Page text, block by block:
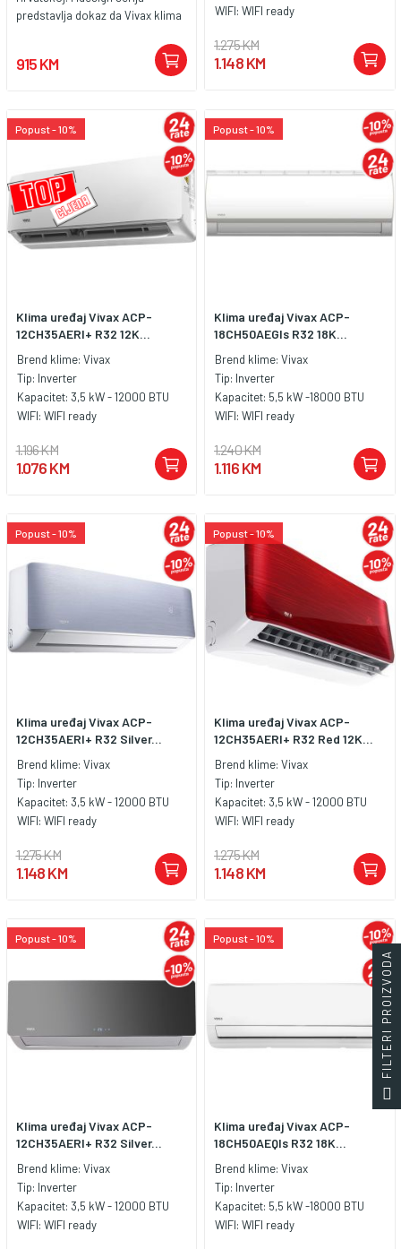
predstavlja dokaz da Vivax klima
konkurencije. Posebna 3D
ugotrajnukvalitetu. Unutarnja
jedinica ima BIO filter i filter
prašine što ječinizrak koji udišete
vrlo čistim dok vanjska ima
sasvim novu konstrukcijukoja je
sada još tiša i otpornija na
vanjske utjecaje. Sve to
uenergetskoj klasi A++ u
915 KM
WIFI: WIFI ready
1.275 KM
1.148 KM
Popust - 10%
Klima uređaj Vivax ACP-
12CH35AERI+ R32 12K...
Brend klime: Vivax
Tip: Inverter
Kapacitet: 3,5 kW - 12000 BTU
WIFI: WIFI ready
1.196 KM
1.076 KM
Popust - 10%
Klima uređaj Vivax ACP-
18CH50AEGIs R32 18K...
Brend klime: Vivax
Tip: Inverter
Kapacitet: 5,5 kW -18000 BTU
WIFI: WIFI ready
1.240 KM
1.116 KM
Popust - 10%
Klima uređaj Vivax ACP-
12CH35AERI+ R32 Silver...
Brend klime: Vivax
Tip: Inverter
Kapacitet: 3,5 kW - 12000 BTU
WIFI: WIFI ready
1.275 KM
1.148 KM
Popust - 10%
Klima uređaj Vivax ACP-
12CH35AERI+ R32 Red 12K...
Brend klime: Vivax
Tip: Inverter
Kapacitet: 3,5 kW - 12000 BTU
WIFI: WIFI ready
1.275 KM
1.148 KM
Popust - 10%
Klima uređaj Vivax ACP-
12CH35AERI+ R32 Silver...
Brend klime: Vivax
Tip: Inverter
Kapacitet: 3,5 kW - 12000 BTU
WIFI: WIFI ready
Popust - 10%
Klima uređaj Vivax ACP-
18CH50AEQIs R32 18K...
Brend klime: Vivax
Tip: Inverter
Kapacitet: 5,5 kW -18000 BTU
WIFI: WIFI ready
FILTERI PROIZVODA